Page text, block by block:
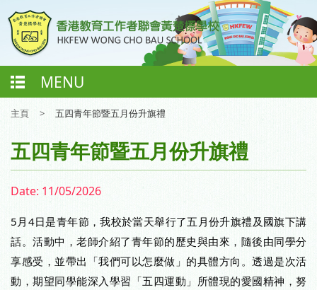
MENU
主頁 > 五四青年節暨五月份升旗禮
五四青年節暨五月份升旗禮
Date: 11/05/2026
5月4日是青年節，我校於當天舉行了五月份升旗禮及國旗下講
話。活動中，老師介紹了青年節的歷史與由來，隨後由同學分
享感受，並帶出「我們可以怎麼做」的具體方向。透過是次活
動，期望同學能深入學習「五四運動」所體現的愛國精神，努